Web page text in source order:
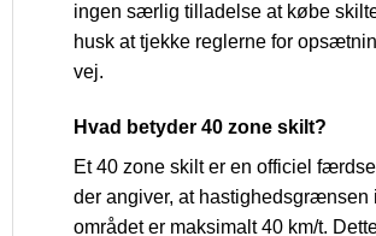
ingen særlig tilladelse at købe
husk at tjekke reglerne for
vej.
Hvad betyder 40 zone skilt?
Et 40 zone skilt er en officiel
der angiver, at hastighedsgrænsen
området er maksimalt 40 km/t.